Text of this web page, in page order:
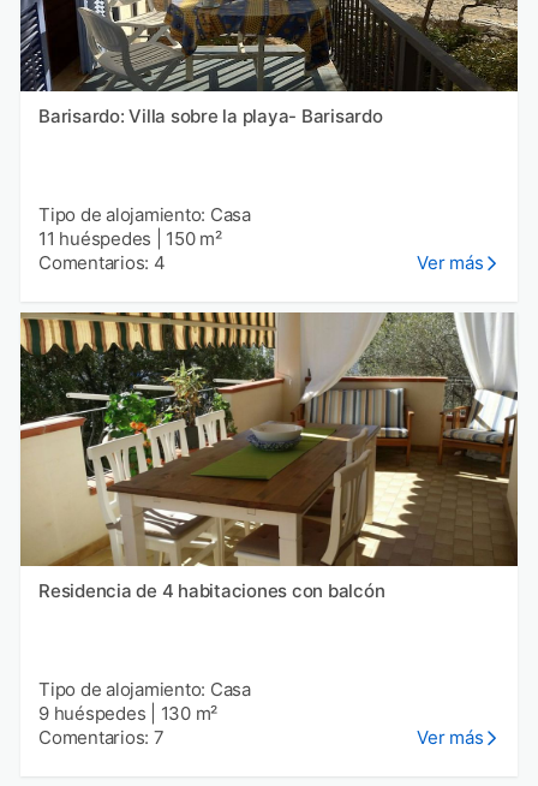
Barisardo: Villa sobre la playa- Barisardo
Tipo de alojamiento: Casa
11 huéspedes
150 m²
Comentarios: 4
Ver más
Residencia de 4 habitaciones con balcón
Tipo de alojamiento: Casa
9 huéspedes
130 m²
Comentarios: 7
Ver más